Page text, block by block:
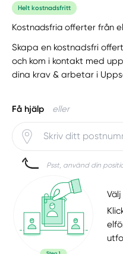
Helt kostnadsfritt
Kostnadsfria offerter från
Skapa en kostnadsfri
och kom i kontakt med
dina krav & arbetar i
Få hjälp eller
Psst, använd din